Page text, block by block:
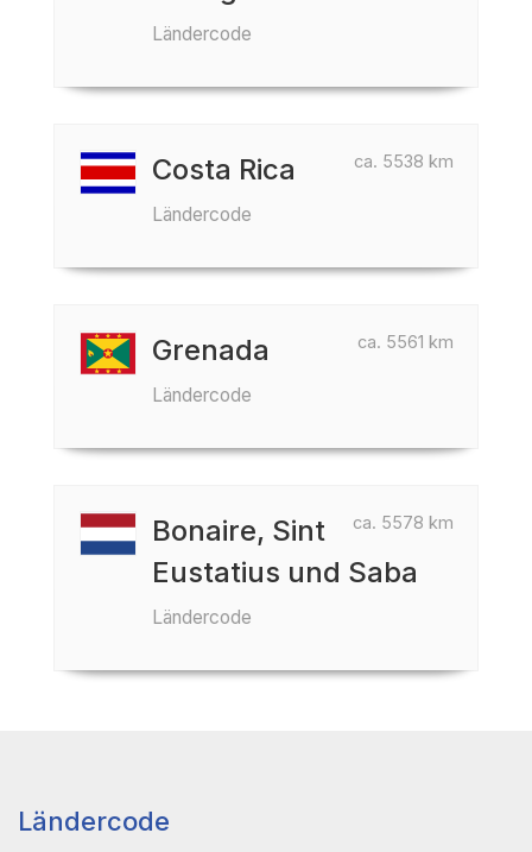
Ländercode
ca. 5538 km
Costa Rica
Ländercode
ca. 5561 km
Grenada
Ländercode
ca. 5578 km
Bonaire, Sint
Eustatius und Saba
Ländercode
Ländercode